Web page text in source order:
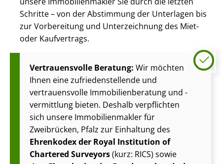
Schritte – von der Abstimmung der Unterlagen bis
zur Vorbereitung und Unterzeichnung des Miet-
oder Kaufvertrags.
Vertrauensvolle Beratung: Wir möchten
Ihnen eine zu­frie­den­stel­len­de und
vertrauensvolle Im­mo­bi­li­en­be­ra­tung und -
vermittlung bieten. Deshalb verpflichten
sich unsere Im­mo­bi­li­en­mak­ler für
Zweibrücken, Pfalz zur Einhaltung des
Ehrenkodex der Royal Institution of
Chartered Surveyors(kurz: RICS) sowie